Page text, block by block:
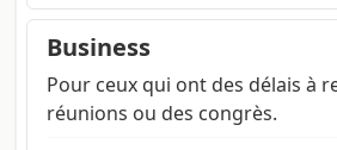
Business
Pour ceux qui ont des délais à
réunions ou des congrès.